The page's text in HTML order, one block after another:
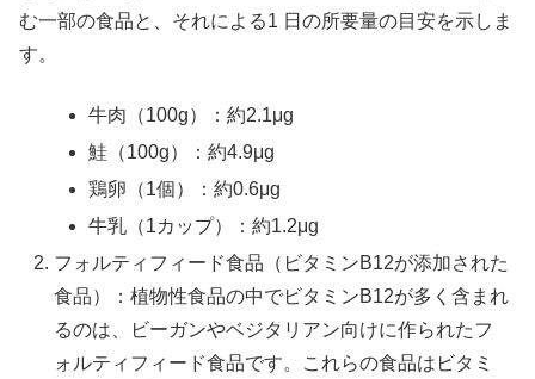
む一部の食品と、それによる1 日の所要量の目安を示しま
す。
牛肉（100g）：約2.1μg
鮭（100g）：約4.9μg
鶏卵（1個）：約0.6μg
牛乳（1カップ）：約1.2μg
フォルティフィード食品（ビタミンB12が添加された
食品）：植物性食品の中でビタミンB12が多く含まれ
るのは、ビーガンやベジタリアン向けに作られたフ
ォルティフィード食品です。これらの食品はビタミ